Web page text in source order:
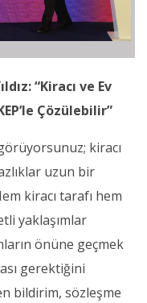
“Kiracı ve Ev
Çözülebilir”
kiracı
uzun bir
kiracı tarafı hem
yaklaşımlar
önüne geçmek
gerektiğini
bildirim, sözleşme